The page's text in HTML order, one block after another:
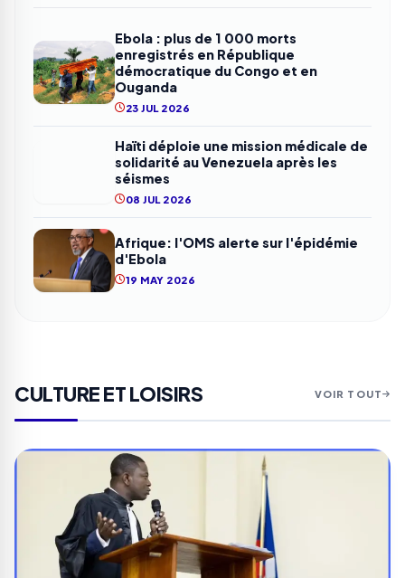
Ebola : plus de 1 000 morts
enregistrés en République
démocratique du Congo et en
Ouganda
23 JUL 2026
Haïti déploie une mission médicale de
solidarité au Venezuela après les
séismes
08 JUL 2026
Afrique: l'OMS alerte sur l'épidémie
d'Ebola
19 MAY 2026
CULTURE ET LOISIRS VOIR TOUT